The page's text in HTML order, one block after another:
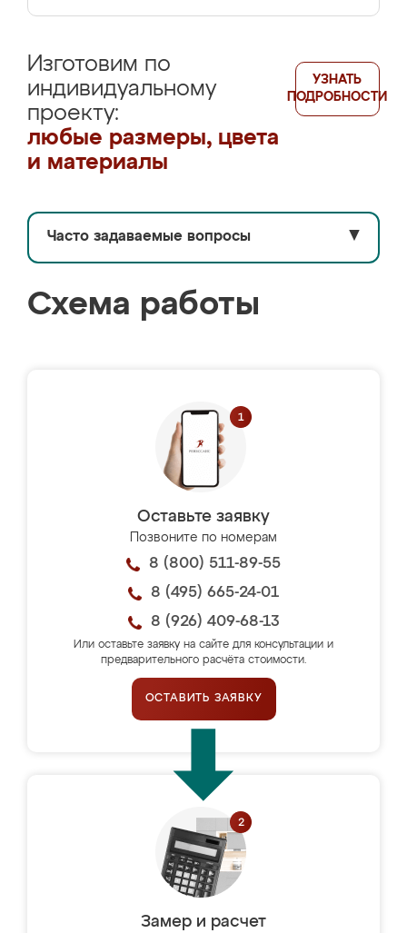
Изготовим по
индивидуальному
проекту:
любые размеры, цвета
и материалы
УЗНАТЬ
ПОДРОБНОСТИ
Часто задаваемые вопросы ▼
Схема работы
Оставьте заявку
Позвоните по номерам
8 (800) 511-89-55
8 (495) 665-24-01
8 (926) 409-68-13
Или оставьте заявку на сайте для консультации и
предварительного расчёта стоимости.
ОСТАВИТЬ ЗАЯВКУ
Замер и расчет